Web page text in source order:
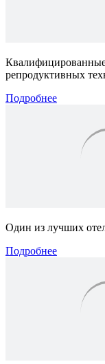
репродуктивных
Подробнее
Один из лучших
Подробнее